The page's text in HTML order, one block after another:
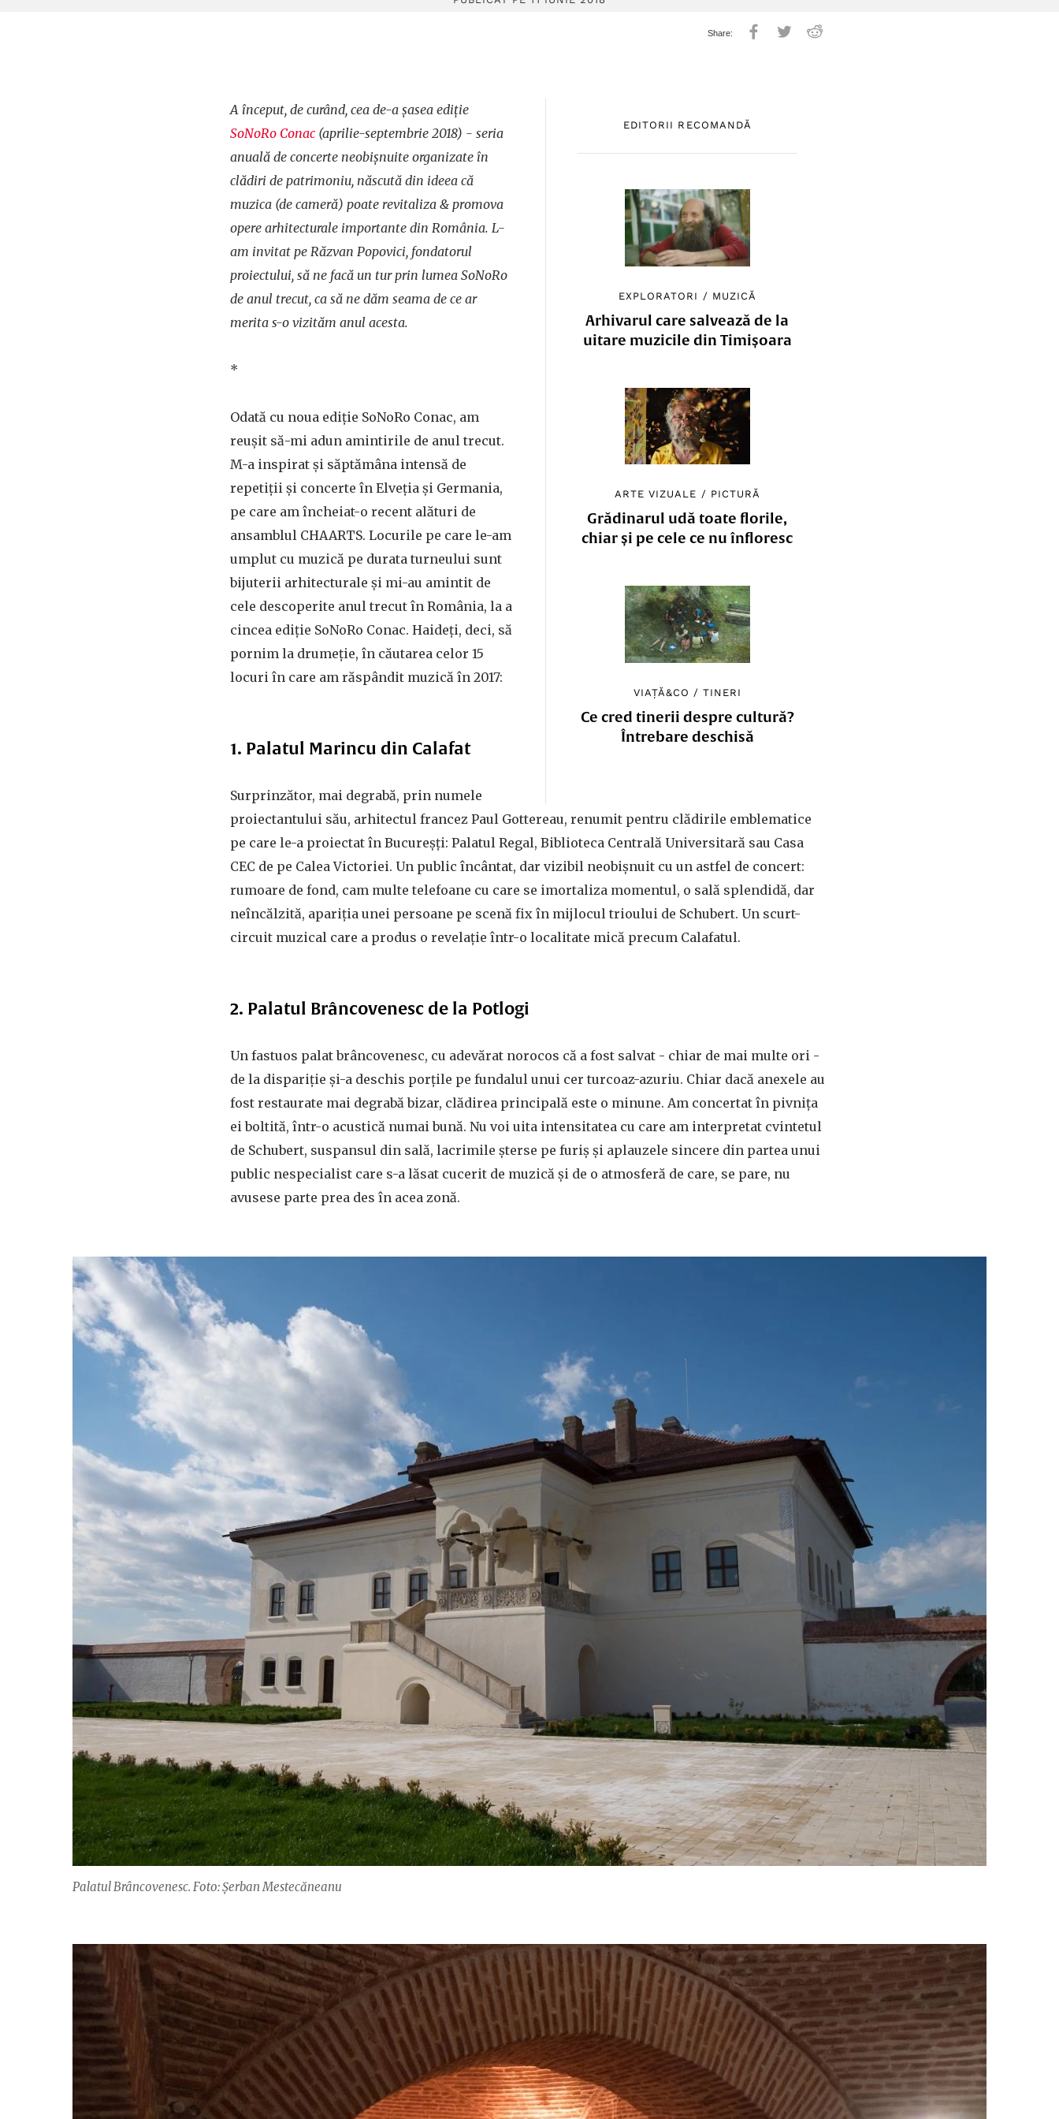
EDITORII RECOMANDĂ
EXPLORATORI / MUZICĂ
Arhivarul care salvează de la
uitare muzicile din Timișoara
ARTE VIZUALE / PICTURĂ
Grădinarul udă toate florile,
chiar și pe cele ce nu înfloresc
VIAȚĂ&CO /TINERI
Ce cred tinerii despre cultură?
Întrebare deschisă
A început, de curând, cea de-a şasea ediţie
SoNoRo Conac (aprilie-septembrie 2018) - seria
anuală de concerte neobişnuite organizate în
clădiri de patrimoniu, născută din ideea că
muzica (de cameră) poate revitaliza & promova
opere arhitecturale importante din România. L-
am invitat pe Răzvan Popovici, fondatorul
proiectului, să ne facă un tur prin lumea SoNoRo
de anul trecut, ca să ne dăm seama de ce ar
merita s-o vizităm anul acesta.
*
Odată cu noua ediție SoNoRo Conac, am
reușit să-mi adun amintirile de anul trecut.
M-a inspirat și săptămâna intensă de
repetiții și concerte în Elveția și Germania,
pe care am încheiat-o recent alături de
ansamblul CHAARTS. Locurile pe care le-am
umplut cu muzică pe durata turneului sunt
bijuterii arhitecturale și mi-au amintit de
cele descoperite anul trecut în România, la a
cincea ediție SoNoRo Conac. Haideți, deci, să
pornim la drumeție, în căutarea celor 15
locuri în care am răspândit muzică în 2017:
1. Palatul Marincu din Calafat
Surprinzător, mai degrabă, prin numele
proiectantului său, arhitectul francez Paul Gottereau, renumit pentru clădirile emblematice
pe care le-a proiectat în Bucureșți: Palatul Regal, Biblioteca Centrală Universitară sau Casa
CEC de pe Calea Victoriei. Un public încântat, dar vizibil neobișnuit cu un astfel de concert:
rumoare de fond, cam multe telefoane cu care se imortaliza momentul, o sală splendidă, dar
neîncălzită, apariția unei persoane pe scenă fix în mijlocul trioului de Schubert. Un scurt-
circuit muzical care a produs o revelație într-o localitate mică precum Calafatul.
2. Palatul Brâncovenesc de la Potlogi
Un fastuos palat brâncovenesc, cu adevărat norocos că a fost salvat - chiar de mai multe ori -
de la dispariție și-a deschis porțile pe fundalul unui cer turcoaz-azuriu. Chiar dacă anexele au
fost restaurate mai degrabă bizar, clădirea principală este o minune. Am concertat în pivnița
ei boltită, într-o acustică numai bună. Nu voi uita intensitatea cu care am interpretat cvintetul
de Schubert, suspansul din sală, lacrimile șterse pe furiș și aplauzele sincere din partea unui
public nespecialist care s-a lăsat cucerit de muzică și de o atmosferă de care, se pare, nu
avusese parte prea des în acea zonă.
Palatul Brâncovenesc. Foto: Şerban Mestecăneanu